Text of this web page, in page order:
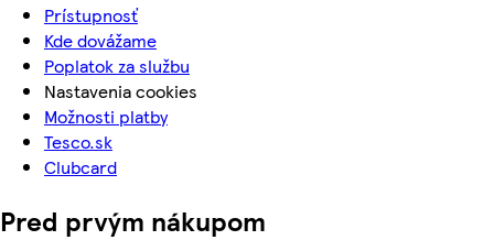
Prístupnosť
Kde dovážame
Poplatok za službu
Nastavenia cookies
Možnosti platby
Tesco.sk
Clubcard
Pred prvým nákupom